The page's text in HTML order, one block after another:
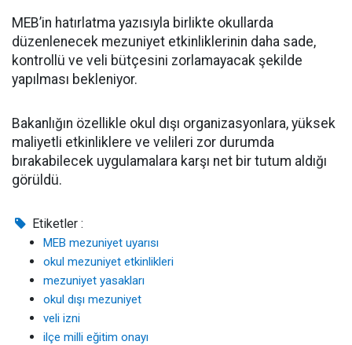
MEB’in hatırlatma yazısıyla birlikte okullarda
düzenlenecek mezuniyet etkinliklerinin daha sade,
kontrollü ve veli bütçesini zorlamayacak şekilde
yapılması bekleniyor.
Bakanlığın özellikle okul dışı organizasyonlara, yüksek
maliyetli etkinliklere ve velileri zor durumda
bırakabilecek uygulamalara karşı net bir tutum aldığı
görüldü.
Etiketler :
MEB mezuniyet uyarısı
okul mezuniyet etkinlikleri
mezuniyet yasakları
okul dışı mezuniyet
veli izni
ilçe milli eğitim onayı